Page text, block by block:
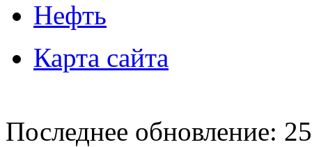
Нефть
Карта сайта
Последнее обновление: